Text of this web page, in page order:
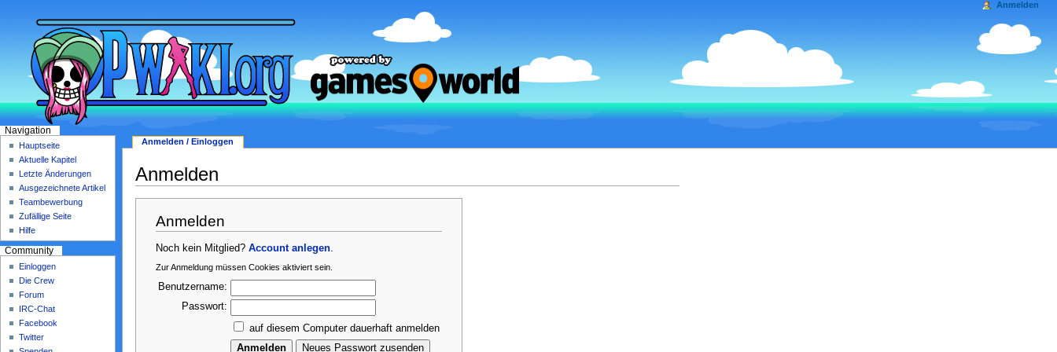
Anmelden
Anmelden
Noch kein Mitglied?Account anlegen
Zur Anmeldung müssen Cookies aktiviert sein.
Benutzername:
Passwort:
auf diesem Computer dauerhaft anmelden
Anmelden / Einloggen
Anmelden
Navigation
Hauptseite
Aktuelle Kapitel
Letzte Änderungen
Ausgezeichnete Artikel
Teambewerbung
Zufällige Seite
Hilfe
Community
Einloggen
Die Crew
Forum
IRC-Chat
Facebook
Twitter